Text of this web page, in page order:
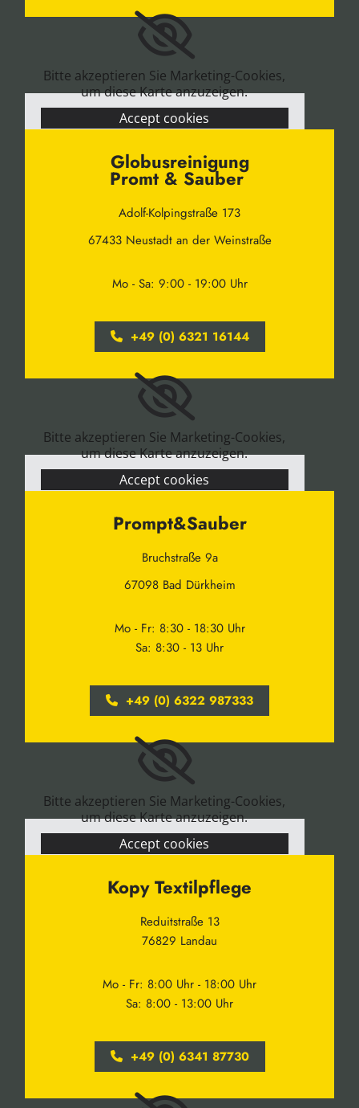
Bitte akzeptieren Sie Marketing-Cookies,
um diese Karte anzuzeigen.
Accept cookies
Globusreinigung
Promt & Sauber
Adolf-Kolpingstraße 173
67433 Neustadt an der Weinstraße
Mo - Sa: 9:00 - 19:00 Uhr
+49 (0) 6321 16144
Bitte akzeptieren Sie Marketing-Cookies,
um diese Karte anzuzeigen.
Accept cookies
Prompt&Sauber
Bruchstraße 9a
67098 Bad Dürkheim
Mo - Fr: 8:30 - 18:30 Uhr
Sa: 8:30 - 13 Uhr
+49 (0) 6322 987333
Bitte akzeptieren Sie Marketing-Cookies,
um diese Karte anzuzeigen.
Accept cookies
Kopy Textilpflege
Reduitstraße 13
76829 Landau
Mo - Fr: 8:00 Uhr - 18:00 Uhr
Sa: 8:00 - 13:00 Uhr
+49 (0) 6341 87730